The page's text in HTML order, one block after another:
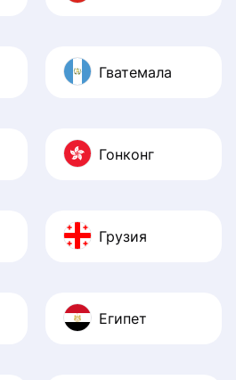
Гватемала
Гонконг
Грузия
Египет